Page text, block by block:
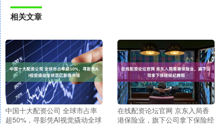
相关文章
中国十大配资公司 全球市占率
超50%，寻影凭AI视觉撬动全球
在线配资论坛官网 京东入局香
港保险业，旗下公司拿下保险经